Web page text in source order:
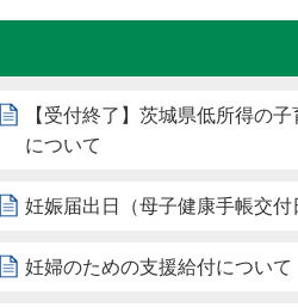
【受付終了】茨城県低所得の
について
妊娠届出日（母子健康手帳交
妊婦のための支援給付について